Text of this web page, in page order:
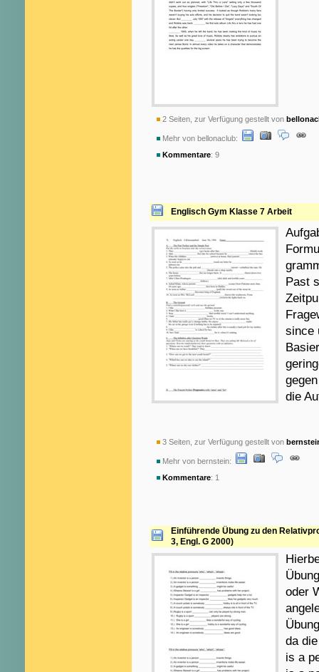
2 Seiten, zur Verfügung gestellt von
Mehr von bellonaclub:
Kommentare: 9
Englisch Gym Klasse 7 Arbeit
Past
since
die
3 Seiten, zur Verfügung gestellt von
Mehr von bernstein:
Kommentare: 1
Einführende Übung zu den
3, Engl. G 2000)
oder
da
is a